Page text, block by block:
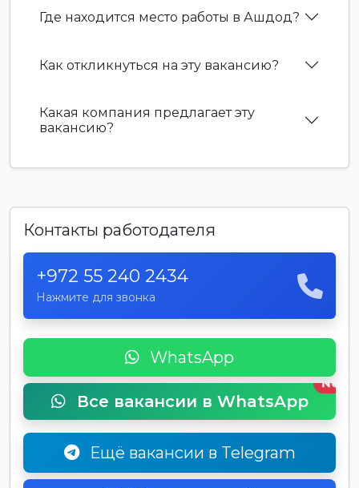
Где находится место работы в Ашдод?
Как откликнуться на эту вакансию?
Какая компания предлагает эту
вакансию?
Контакты работодателя
+972 55 240 2434
Нажмите для звонка
WhatsApp
Все вакансии в WhatsApp
New
Ещё вакансии в Telegram